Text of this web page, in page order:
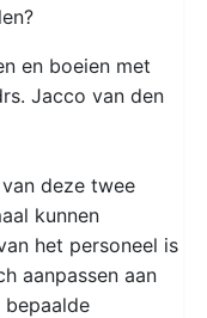
en boeien met
Jacco van den
deze twee
kunnen
het personeel is
aanpassen aan